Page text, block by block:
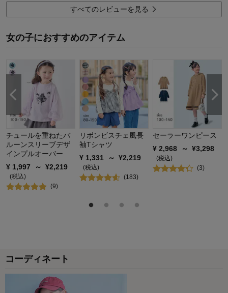
購入商品： ブラック, １４０
お子様の年齢：
すべてのレビューを見る
女の子におすすめのアイテム
チュールを重ねたバ
ルーンスリーブデザ
インプルオーバー
¥ 1,997 ～ ¥2,219
(税込)
(9)
リボンビスチェ風長
袖Tシャツ
¥ 1,331 ～ ¥2,219
(税込)
(183)
セーラーワンピース
¥ 2,968 ～ ¥3,298
(税込)
(3)
コーディネート